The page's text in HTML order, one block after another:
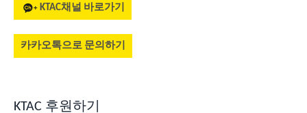
KTAC채널 바로가기
카카오톡으로 문의하기
KTAC 후원하기